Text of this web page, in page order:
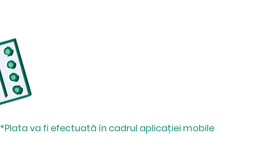
*Plata va fi efectuată în cadrul aplicației mobile